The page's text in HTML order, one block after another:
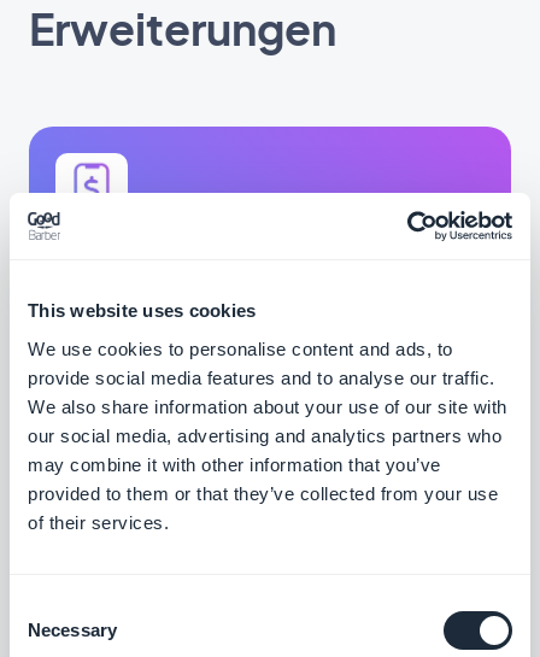
This website uses cookies
We use cookies to personalise content and ads, to
provide social media features and to analyse our traffic.
We also share information about your use of our site with
our social media, advertising and analytics partners who
may combine it with other information that you’ve
provided to them or that they’ve collected from your use
of their services.
Selection
Necessary
Erweiterungen
Google AdMob
Generieren Sie mit Google AdMob über
$49pro Monat